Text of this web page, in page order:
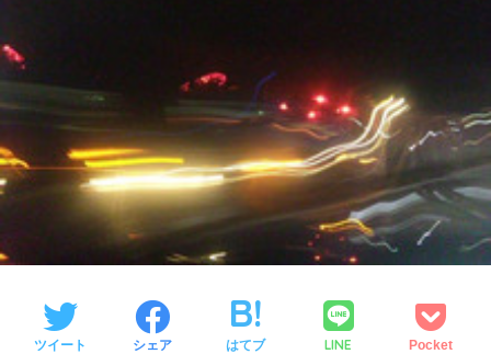
ツイート シェア はてブ LINE Pocket